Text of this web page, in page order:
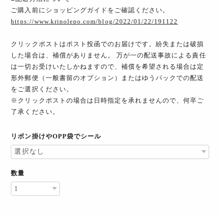
ご購入前にショッピングガイドをご確認ください。
https://www.krinolepo.com/blog/2022/01/22/191122
クリックポストはポスト投函でのお届けです。紛失または破損
した場合は、補償がありません。 万が一の配送事故による責任
は一切お受けいたしかねますので、補償を希望される場合は定
形外郵便（一般書留のオプション）またはゆうパックでの配送
をご選択ください。
※クリックポストの場合は日時指定を承れませんので、何卒ご
了承ください。
リボン掛けやOPP袋でシール
数量